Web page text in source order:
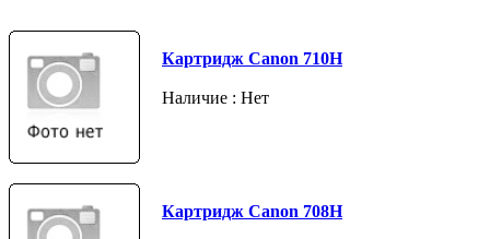
Картридж Canon 710H
Наличие : Нет
Картридж Canon 708H